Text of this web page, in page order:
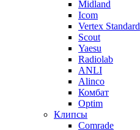
Midland
Icom
Vertex Standard
Scout
Yaesu
Radiolab
ANLI
Alinco
Комбат
Optim
Клипсы
Comrade